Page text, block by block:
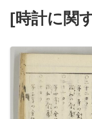
[時計に関